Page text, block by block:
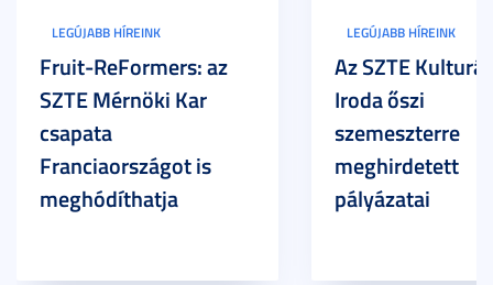
LEGÚJABB HÍREINK
Fruit-ReFormers: az
SZTE Mérnöki Kar
csapata
Franciaországot is
meghódíthatja
LEGÚJABB HÍREINK
Az SZTE
Iroda őszi
szemeszterre
meghirdetett
pályázatai